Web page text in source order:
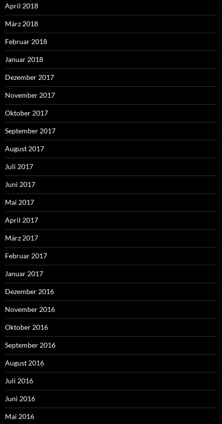
April 2018
März 2018
Februar 2018
Januar 2018
Dezember 2017
November 2017
Oktober 2017
September 2017
August 2017
Juli 2017
Juni 2017
Mai 2017
April 2017
März 2017
Februar 2017
Januar 2017
Dezember 2016
November 2016
Oktober 2016
September 2016
August 2016
Juli 2016
Juni 2016
Mai 2016